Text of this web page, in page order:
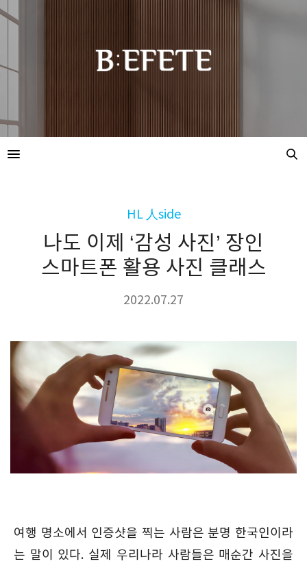
HL 人side
나도 이제 ‘감성 사진’ 장인
스마트폰 활용 사진 클래스
2022.07.27
여행 명소에서 인증샷을 찍는 사람은 분명 한국인이라
는 말이 있다. 실제 우리나라 사람들은 매순간 사진을